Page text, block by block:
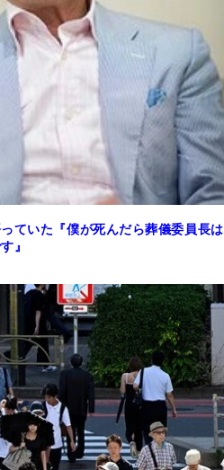
ていた『僕が死んだら葬儀委員長は
』